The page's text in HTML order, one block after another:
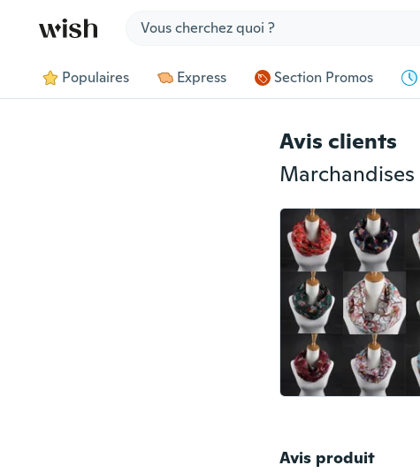
Populaires Express Section Promos
Avis clients
Avis produit